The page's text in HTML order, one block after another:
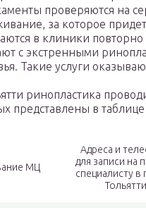
проверяются на
за которое
в клиники
с экстренными
Такие услуги
ринопластика
представлены в
МЦ
Адреса и
для записи на
специалисту в
Тольятти